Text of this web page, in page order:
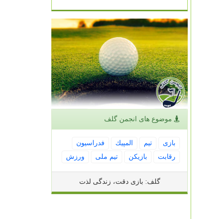
موضوع های انجمن گلف
بازی تیم المپیك
فدراسیون
رقابت
بازیكن تیم ملی ورزش
گلف: بازی دقت، زندگی لذت